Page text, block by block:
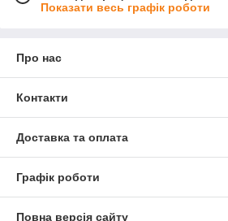
Показати весь графік роботи
Про нас
Контакти
Доставка та оплата
Графік роботи
Повна версія сайту